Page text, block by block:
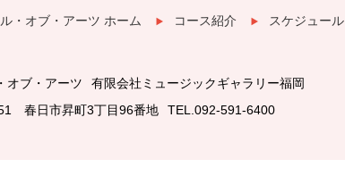
・オブ・アーツ ホーム コース紹介 スケジュール
オブ・アーツ
有限会社ミュージックギャラリー福岡
春日市昇町3丁目96番地
TEL.092-591-6400